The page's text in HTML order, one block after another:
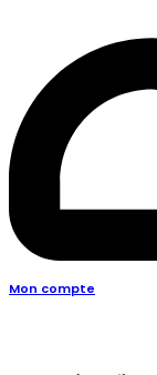
Mon compte